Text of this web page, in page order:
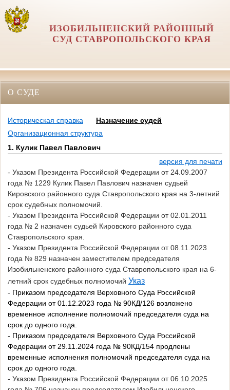
ИЗОБИЛЬНЕНСКИЙ РАЙОННЫЙ
СУД СТАВРОПОЛЬСКОГО КРАЯ
О СУДЕ
Историческая справка
Назначение судей
Организационная структура
1. Кулик Павел Павлович
версия для печати
- Указом Президента Российской Федерации от 24.09.2007
года № 1229 Кулик Павел Павлович назначен судьей
Кировского районного суда Ставропольского края на 3-летний
срок судебных полномочий.
- Указом Президента Российской Федерации от 02.01.2011
года № 2 назначен судьей Кировского районного суда
Ставропольского края
- Указом Президента Российской Федерации от 08.11.2023
года № 829 назначен заместителем председателя
Изобильненского районного суда Ставропольского края на 6-
летний срок судебных полномочий Указ
- Приказом председателя Верховного Суда Российской
Федерации от 01.12.2023 года № 90КД/126 возложено
временное исполнение полномочий председателя суда на
срок до одного года.
- Приказом председателя Верховного Суда Российской
Федерации от 29.11.2024 года № 90КД/154 продлены
временные исполнения полномочий председателя суда на
срок до одного года.
- Указом Президента Российской Федерации от 06.10.2025